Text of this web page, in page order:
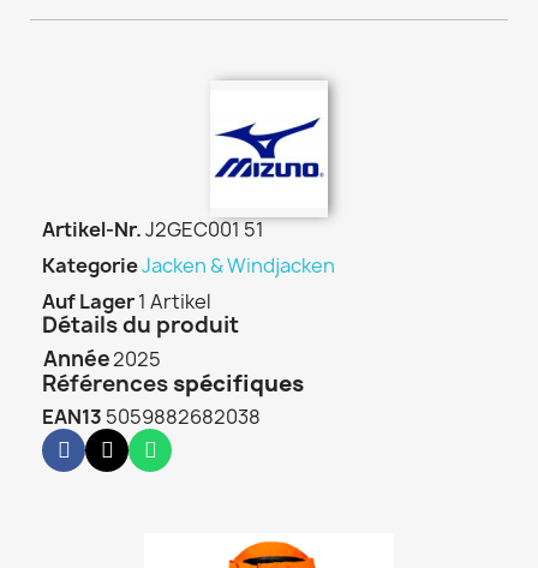
Artikel-Nr.J2GEC001 51
KategorieJacken & Windjacken
Auf Lager1 Artikel
Détails du produit
Année2025
Références spécifiques
EAN13 5059882682038